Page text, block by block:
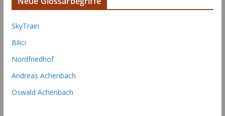
SkyTrain
Bilici
Nordfriedhof
Andreas Achenbach
Oswald Achenbach